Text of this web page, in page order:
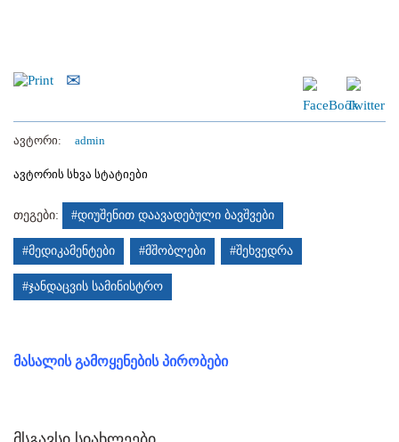
ავტორი: admin
ავტორის სხვა სტატიები
თეგები: #დიუშენით დაავადებული ბავშვები
#მედიკამენტები #მშობლები #შეხვედრა
#ჯანდაცვის სამინისტრო
მასალის გამოყენების პირობები